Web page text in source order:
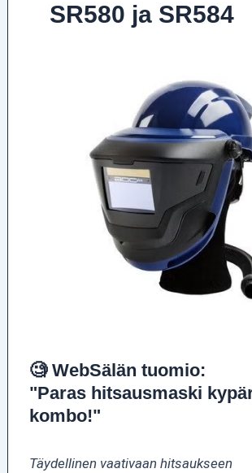
SR580 ja SR584
🧐 WebSälän tuomio:
"Paras hitsausmaski
kombo!"
Täydellinen vaativaan hitsaukseen